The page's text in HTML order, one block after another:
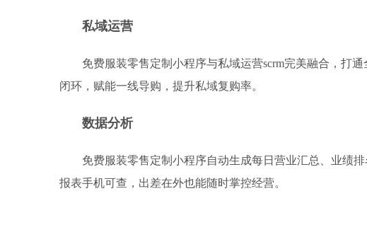
私域运营
免费服装零售定制小程序与私域运营scrm完美融合，打
闭环，赋能一线导购，提升私域复购率。
数据分析
免费服装零售定制小程序自动生成每日营业汇总、业绩
报表手机可查，出差在外也能随时掌控经营。